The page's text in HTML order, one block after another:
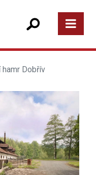
hamr Dobřív